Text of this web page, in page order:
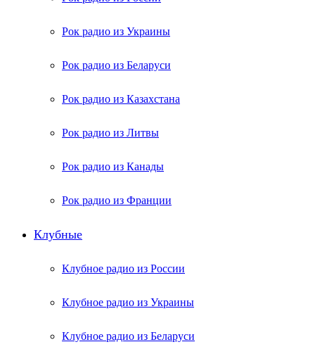
Рок радио из Украины
Рок радио из Беларуси
Рок радио из Казахстана
Рок радио из Литвы
Рок радио из Канады
Рок радио из Франции
Клубные
Клубное радио из России
Клубное радио из Украины
Клубное радио из Беларуси